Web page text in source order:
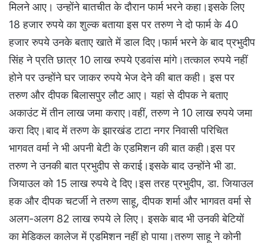
मिलने आए। उन्होंने बातचीत के दौरान फार्म भरने कहा।इसके लिए
18 हजार रुपये का शुल्क बताया इस पर तरुण ने दो फार्म के 40
हजार रुपये उनके बताए खाते में डाल दिए।फार्म भरने के बाद प्रभुदीप
सिंह ने प्रति छात्र 10 लाख रुपये एडवांस मांगे।तत्काल रुपये नहीं
होने पर उन्होंने घर जाकर रुपये भेज देने की बात कही। इस पर
तरुण और दीपक बिलासपुर लौट आए। यहां से दीपक ने बताए
अकाउंट में तीन लाख जमा कराए।वहीं, तरुण ने 10 लाख रुपये जमा
करा दिए।बाद में तरुण के झारखंड टाटा नगर निवासी परिचित
भागवत वर्मा ने भी अपनी बेटी के एडमिशन की बात कही।इस पर
तरुण ने उनकी बात प्रभुदीप से कराई।इसके बाद उन्होंने भी डा.
जियाउल को 15 लाख रुपये दे दिए।इस तरह प्रभुदीप, डा. जियाउल
हक और दीपक चटर्जी ने तरुण साहू, दीपक शर्मा और भागवत वर्मा से
अलग-अलग 82 लाख रुपये ले लिए। इसके बाद भी उनकी बेटियों
का मेडिकल कालेज में एडमिशन नहीं हो पाया।तरुण साहू ने कोनी